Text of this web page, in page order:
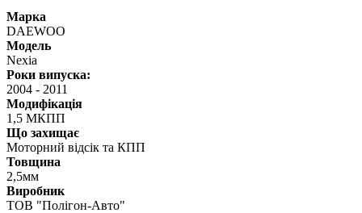
Марка
DAEWOO
Модель
Nexia
Роки випуска:
2004 - 2011
Модифікація
1,5 МКПП
Що захищає
Моторний відсік та КПП
Товщина
2,5мм
Виробник
ТОВ "Полігон-Авто"